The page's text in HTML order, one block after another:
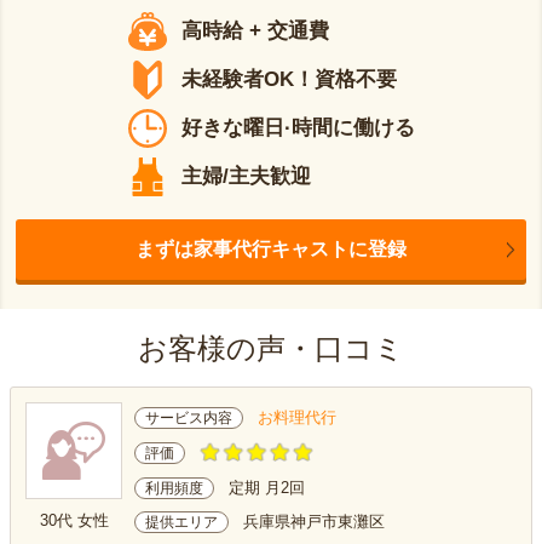
高時給 + 交通費
未経験者OK！資格不要
好きな曜日·時間に働ける
主婦/主夫歓迎
まずは家事代行キャストに登録
お客様の声・口コミ
30代 女性
サービス内容 お料理代行
評価
利用頻度 定期 月2回
提供エリア 兵庫県神戸市東灘区